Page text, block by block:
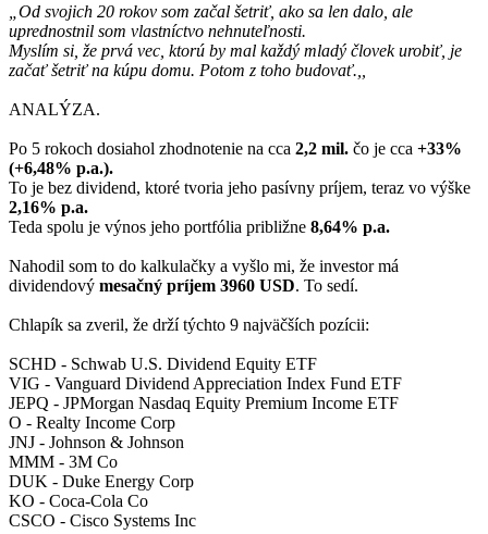
„Od svojich 20 rokov som začal šetriť, ako sa len dalo, ale
uprednostnil som vlastníctvo nehnuteľnosti.
Myslím si, že prvá vec, ktorú by mal každý mladý človek urobiť, je
začať šetriť na kúpu domu. Potom z toho budovať.,,
ANALÝZA.
Po 5 rokoch dosiahol zhodnotenie na cca 2,2 mil. čo je cca +33%
(+6,48% p.a.).
To je bez dividend, ktoré tvoria jeho pasívny príjem, teraz vo výške
2,16% p.a.
Teda spolu je výnos jeho portfólia približne 8,64% p.a.
Nahodil som to do kalkulačky a vyšlo mi, že investor má
dividendový mesačný príjem 3960 USD. To sedí.
Chlapík sa zveril, že drží týchto 9 najväčších pozícii:
SCHD - Schwab U.S. Dividend Equity ETF
VIG - Vanguard Dividend Appreciation Index Fund ETF
JEPQ - JPMorgan Nasdaq Equity Premium Income ETF
O - Realty Income Corp
JNJ - Johnson & Johnson
MMM - 3M Co
DUK - Duke Energy Corp
KO - Coca-Cola Co
CSCO - Cisco Systems Inc